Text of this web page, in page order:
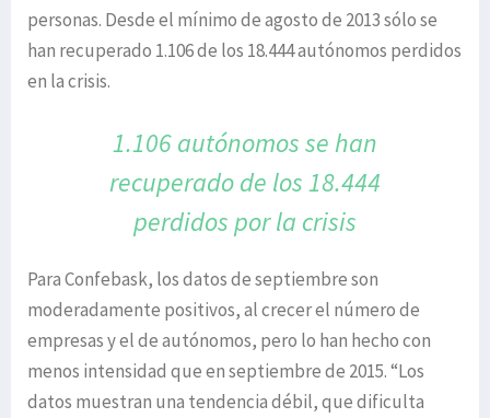
personas. Desde el mínimo de agosto de 2013 sólo se
han recuperado 1.106 de los 18.444 autónomos perdidos
en la crisis.
1.106 autónomos se han
recuperadode los 18.444
perdidos por la crisis
Para Confebask, los datos de septiembre son
moderadamente positivos, al crecer el número de
empresas y el de autónomos, pero lo han hecho con
menos intensidad que en septiembre de 2015. “Los
datos muestran una tendencia débil, que dificulta